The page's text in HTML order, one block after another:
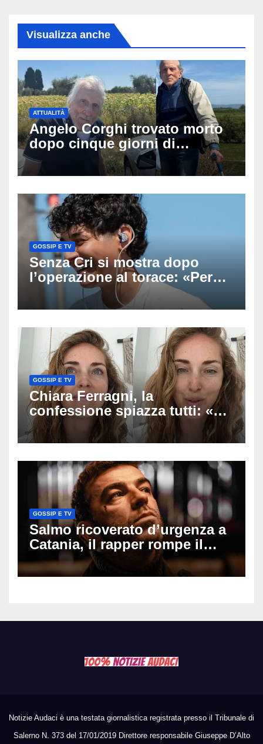
Visualizza anche
ATTUALITÀ
Angelo Corghi trovato morto
dopo cinque giorni di
ricerche: il giallo dell’80enne
scomparso dopo essere
GOSSIP E TV
Senza Cri si mostra dopo
l’operazione al torace: «Per
anni mi sentivo in trappola», il
racconto sul difficile percorso
GOSSIP E TV
Chiara Ferragni, la
confessione spiazza tutti: «Un
mio ex voleva che mi rifacessi
il seno». Poi svela i ritocchi di
GOSSIP E TV
Salmo ricoverato d’urgenza a
Catania, il rapper rompe il
silenzio dopo la notte in
ospedale: come sta e cosa
Notizie Audaci è una testata giornalistica registrata presso il Tribunale di
Salerno N. 373 del 17/01/2019 Direttore responsabile Giuseppe D’Alto